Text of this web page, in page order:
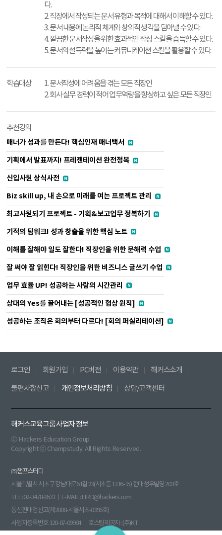
다.
2. 직장에서 작성되는 문서 유형과 목적에 대해서 이해할 수 있다.
3. 문서 내용에 논리적 체계와 창의적 생각을 담아낼 수 있다.
4. 깔끔한 문서작성을 위한 효과적인 작성 스킬을 습득할 수 있다.
5. 문서의 설득력을 높이는 커뮤니케이션 스킬을 활용할 수 있다.
학습대상
1. 문서작성에 어려움을 겪는 모든 직장인
2. 회사 실무 경력이 적어 업무역량을 향상하고 싶은 모든 직장인
추천강의
매너가 성과를 만든다! 핵심인재 매너백서
기획에서 발표까지! 프레젠테이션 완전정복
신입사원 상식사전
Biz skill up, 내 손으로 미래를 여는 프로젝트 관리
최고사원되기 프로젝트 - 기획&보고업무 정복하기
기적의 팀워크! 성과 창출을 위한 핵심 노트
이해를 잘해야 일도 잘한다! 직장인을 위한 문해력 수업
잘 써야 잘 읽힌다! 직장인을 위한 비즈니스 글쓰기 수업
업무 효율 UP! 성공하는 사람의 시간관리
상대의 Yes를 끌어내는 [성공적인 협상 원칙]
성공하는 조직은 회의부터 다르다! [회의 퍼실리테이션]
로그인 회원가입 PC버전 이용약관 해커스소개
불편사항신고 개인정보처리방침 상담/고객센터
해커스교육그룹 사업자 정보
ⓒ Hackers Education Group
Copyright ⓒ Champstudy. All Rights Reserved.
㈜챔프스터디
서울특별시 서초구 강남대로61길 23(서초동 1316-15) 현대성우빌딩 203호
TEL : 02-3478-8531ㅣE-MAIL : HRD@hackers.com
통신판매업신고(제2008-서울서초-0396호)
사업자등록번호 120-87-09984 ㅣ 호스팅제공자 : (주)KT